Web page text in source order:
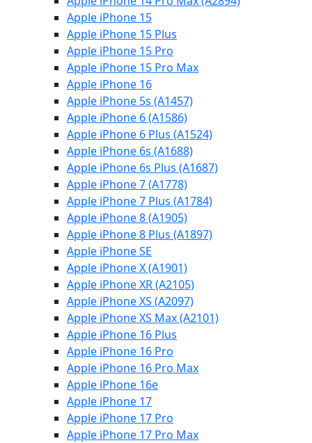
Apple iPhone 15
Apple iPhone 15 Plus
Apple iPhone 15 Pro
Apple iPhone 15 Pro Max
Apple iPhone 16
Apple iPhone 5s (A1457)
Apple iPhone 6 (A1586)
Apple iPhone 6 Plus (A1524)
Apple iPhone 6s (A1688)
Apple iPhone 6s Plus (A1687)
Apple iPhone 7 (A1778)
Apple iPhone 7 Plus (A1784)
Apple iPhone 8 (A1905)
Apple iPhone 8 Plus (A1897)
Apple iPhone SE
Apple iPhone X (A1901)
Apple iPhone XR (A2105)
Apple iPhone XS (A2097)
Apple iPhone XS Max (A2101)
Apple iPhone 16 Plus
Apple iPhone 16 Pro
Apple iPhone 16 Pro Max
Apple iPhone 16e
Apple iPhone 17
Apple iPhone 17 Pro
Apple iPhone 17 Pro Max